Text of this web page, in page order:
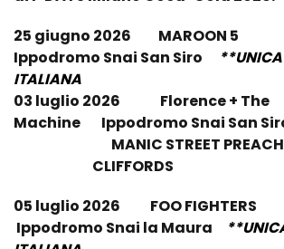
25 giugno 2026
Ippodromo Snai San Siro
ITALIANA
03 luglio 2026
Florence + The
Machine
Ippodromo Snai San
MANIC STREET
CLIFFORDS
05 luglio 2026 FOO
Ippodromo Snai la Maura